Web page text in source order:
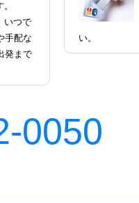
いつで
手配な
発まで
い。
0050